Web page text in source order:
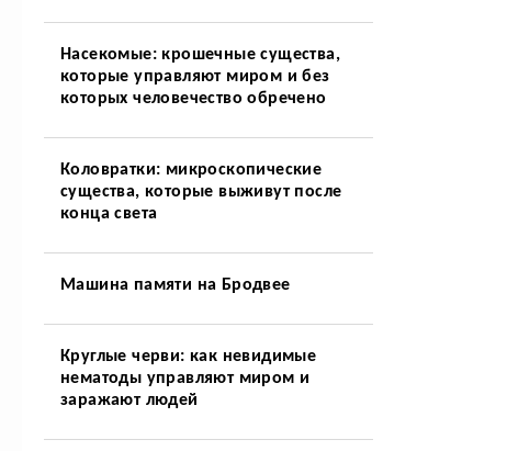
Насекомые: крошечные существа,
которые управляют миром и без
которых человечество обречено
Коловратки: микроскопические
существа, которые выживут после
конца света
Машина памяти на Бродвее
Круглые черви: как невидимые
нематоды управляют миром и
заражают людей